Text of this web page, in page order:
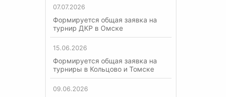
07.07.2026
Формируется общая заявка на
турнир ДКР в Омске
15.06.2026
Формируется общая заявка на
турниры в Кольцово и Томске
09.06.2026